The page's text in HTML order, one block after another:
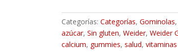
Categorías: Categorías, Gominolas,
azúcar, Sin gluten, Weider, Weider
calcium, gummies, salud, vitaminas